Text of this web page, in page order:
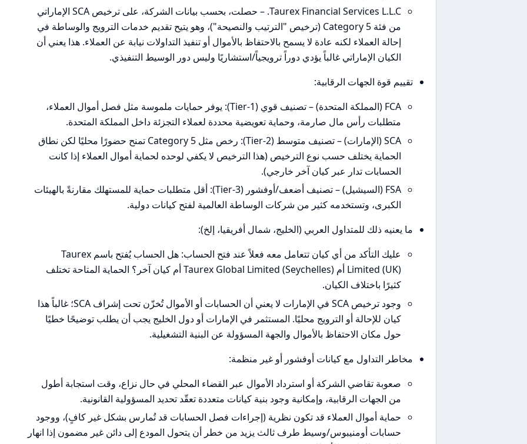
Taurex Financial Services L.L.C. – حصلت، بحسب بيانات الشركة، على ترخيص SCA الإماراتي
من فئة Category 5 (ترخيص "الترتيب والنصيحة")، وهو يتيح تقديم خدمات الترويج والوساطة في
إحالة العملاء لكنه عادة لا يسمح بالاحتفاظ بالأموال أو تنفيذ التداولات نيابة عن العملاء. هذا يعني أن
الكيان الإماراتي غالباً يؤدي دوراً ترويجياً/استشاريًا وليس دور الوسيط التنفيذي.
تقييم قوة الجهات الرقابية:
FCA (المملكة المتحدة) – تصنيف قوي (Tier-1): يوفر حمايات ملموسة مثل فصل أموال العملاء،
متطلبات رأس مال صارمة، وحماية تعويضية محددة لعملاء التجزئة داخل المملكة المتحدة.
SCA (الإمارات) – تصنيف متوسط (Tier-2): رخص مثل Category 5 تمنح حضورًا محليًا لكن نطاق
الحماية يختلف حسب نوع الترخيص (هذا الترخيص لا يكفي لوحده لحماية أموال العملاء إذا كانت
الحسابات تدار عبر كيان آخر خارجي).
FSA (السيشيل) – تصنيف أضعف/أوفشور (Tier-3): أقل متطلبات حماية للمستهلك مقارنةً بالهيئات
الكبرى، وتستخدمه كثير من شركات الوساطة العالمية لفتح كيانات دولية.
ما يعنيه ذلك للمتداول العربي (الخليج، شمال أفريقيا، إلخ):
عليك التأكد من أي كيان تتعامل معه فعلاً عند فتح الحساب: هل الحساب يُفتح باسم Taurex
Limited (UK) أم Taurex Global Limited (Seychelles) أم كيان آخر؟ الحماية المتاحة تختلف
كثيرًا باختلاف الكيان.
وجود ترخيص SCA في الإمارات لا يعني أن الحسابات أو الأموال تُخزّن تحت إشراف SCA؛ غالباً هذا
كيان للإحالة أو الترويج محليًا. المستثمر في الإمارات أو دول الخليج يجب أن يطلب توضيحًا خطيًا
حول مكان الاحتفاظ بالأموال والجهة المسؤولة عن البنية التشغيلية.
مخاطر التداول مع كيانات أوفشور أو غير منظمة:
صعوبة تقاضي الشركة أو استرداد الأموال عبر القضاء المحلي في حال نزاع، وقت استجابة أطول
من الجهات الرقابية، وإمكانية وجود بنية كيانات متعددة تعقّد تحديد المسؤولية القانونية.
حماية أموال العملاء قد تكون نظرية (إجراءات فصل الحسابات قد تُمارس بشكل غير كافٍ)، ووجود
حسابات أومنيبوس/وسيط طرف ثالث يزيد من خطر أن يتحول المودع إلى دائن غير مضمون إذا انهار